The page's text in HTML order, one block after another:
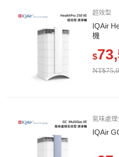
超效型
IQAir
機
$
氣味處理
IQAir